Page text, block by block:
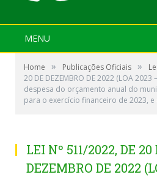
MENU
Home » Publicações Oficiais »
20 DE DEZEMBRO DE 2022 (LOA
despesa do orçamento anual do
para o exercício financeiro de 2023,
LEI Nº 511/2022, DE 20
DEZEMBRO DE 2022